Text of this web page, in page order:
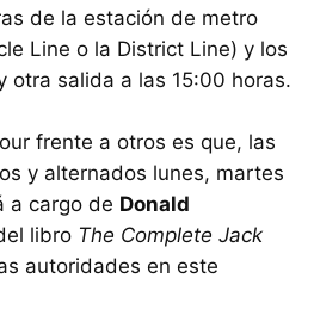
de la estación de metro
Line o la District Line) y los
otra salida a las 15:00 horas.
frente a otros es que, las
y alternados lunes, martes
a cargo de Donald
libro The Complete Jack
autoridades en este